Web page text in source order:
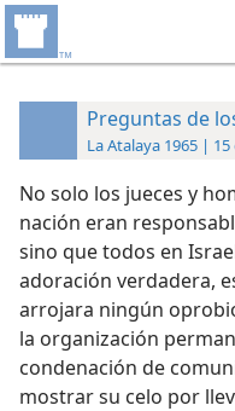
Preguntas de
La Atalaya 1965 |
No solo los jueces y
nación eran
sino que todos en
adoración verdadera,
arrojara ningún
la organización
condenación de
mostrar su celo por